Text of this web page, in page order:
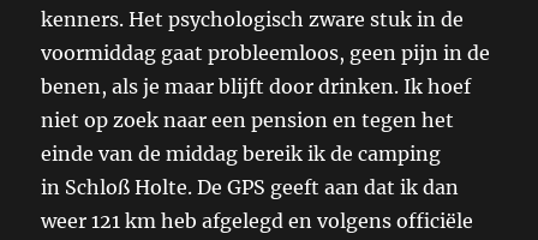
kenners. Het psychologisch zware stuk in de
voormiddag gaat probleemloos, geen pijn in de
benen, als je maar blijft door drinken. Ik hoef
niet op zoek naar een pension en tegen het
einde van de middag bereik ik de camping
in Schloß Holte. De GPS geeft aan dat ik dan
weer 121 km heb afgelegd en volgens officiële